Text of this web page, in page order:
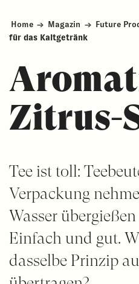
Home → Magazin → Future
für das Kaltgetränk
Zitrus-
Tee ist toll:
Verpackung
Wasser
Einfach und gut.
dasselbe Prinzip